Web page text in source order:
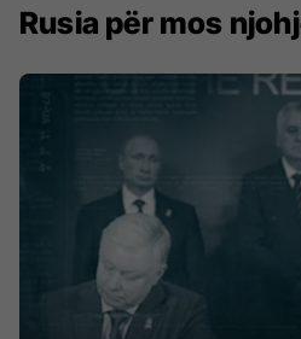
Rusia për mos